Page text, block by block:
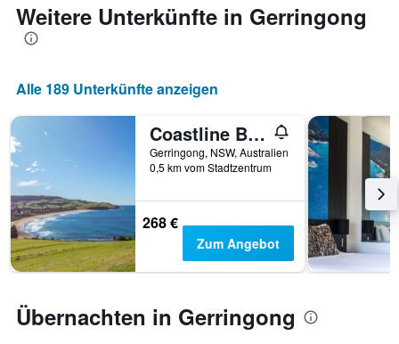
Weitere Unterkünfte in Gerringong
Alle 189 Unterkünfte anzeigen
Coastline Boat Harbour Gerringong
Gerringong, NSW, Australien
0,5 km vom Stadtzentrum
268 €
Zum Angebot
Übernachten in Gerringong